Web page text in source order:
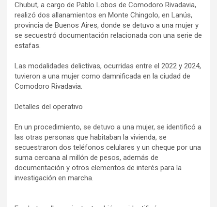
Chubut, a cargo de Pablo Lobos de Comodoro Rivadavia,
realizó dos allanamientos en Monte Chingolo, en Lanús,
provincia de Buenos Aires, donde se detuvo a una mujer y
se secuestró documentación relacionada con una serie de
estafas.
Las modalidades delictivas, ocurridas entre el 2022 y 2024,
tuvieron a una mujer como damnificada en la ciudad de
Comodoro Rivadavia.
Detalles del operativo
En un procedimiento, se detuvo a una mujer, se identificó a
las otras personas que habitaban la vivienda, se
secuestraron dos teléfonos celulares y un cheque por una
suma cercana al millón de pesos, además de
documentación y otros elementos de interés para la
investigación en marcha.